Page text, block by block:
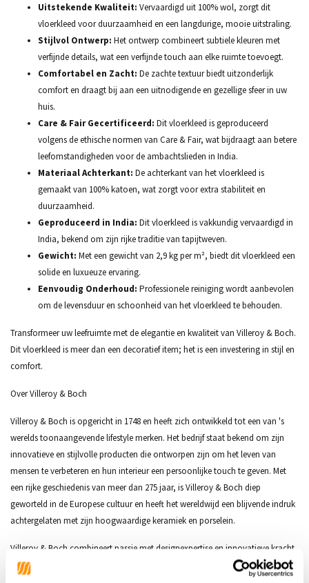
Uitstekende Kwaliteit: Vervaardigd uit 100% wol, zorgt dit
vloerkleed voor duurzaamheid en een langdurige, mooie uitstraling.
Stijlvol Ontwerp: Het ontwerp combineert subtiele kleuren met
verfijnde details, wat een verfijnde touch aan elke ruimte toevoegt.
Comfortabel en Zacht: De zachte textuur biedt uitzonderlijk
comfort en draagt bij aan een uitnodigende en gezellige sfeer in uw
huis.
Care & Fair Gecertificeerd: Dit vloerkleed is geproduceerd
volgens de ethische normen van Care & Fair, wat bijdraagt aan betere
leefomstandigheden voor de ambachtslieden in India.
Materiaal Achterkant: De achterkant van het vloerkleed is
gemaakt van 100% katoen, wat zorgt voor extra stabiliteit en
duurzaamheid.
Geproduceerd in India: Dit vloerkleed is vakkundig vervaardigd in
India, bekend om zijn rijke traditie van tapijtweven.
Gewicht: Met een gewicht van 2,9 kg per m², biedt dit vloerkleed een
solide en luxueuze ervaring.
Eenvoudig Onderhoud: Professionele reiniging wordt aanbevolen
om de levensduur en schoonheid van het vloerkleed te behouden.
Transformeer uw leefruimte met de elegantie en kwaliteit van Villeroy & Boch.
Dit vloerkleed is meer dan een decoratief item; het is een investering in stijl en
comfort.
Over Villeroy & Boch
Villeroy & Boch is opgericht in 1748 en heeft zich ontwikkeld tot een van 's
werelds toonaangevende lifestyle merken. Het bedrijf staat bekend om zijn
innovatieve en stijlvolle producten die ontworpen zijn om het leven van
mensen te verbeteren en hun interieur een persoonlijke touch te geven. Met
een rijke geschiedenis van meer dan 275 jaar, is Villeroy & Boch diep
geworteld in de Europese cultuur en heeft het wereldwijd een blijvende indruk
achtergelaten met zijn hoogwaardige keramiek en porselein.
Villeroy & Boch combineert passie met designexpertise en innovatieve kracht,
en heeft een breed scala aan producten die alles bieden wat nodig is om van